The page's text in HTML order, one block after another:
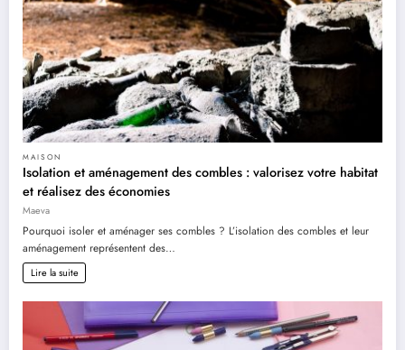
MAISON
Isolation et aménagement des combles : valorisez votre habitat
et réalisez des économies
Maeva
Pourquoi isoler et aménager ses combles ? L’isolation des combles et leur
aménagement représentent des…
Lire la suite